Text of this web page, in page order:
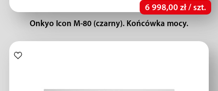
6 998,00 zł / szt.
Onkyo Icon M-80 (czarny). Końcówka mocy.